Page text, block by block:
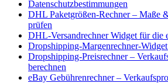
Datenschutzbestimmungen
DHL Paketgrößen-Rechner – Maße
prüfen
DHL-Versandrechner Widget für die
Dropshipping-Margenrechner-
Dropshipping-Preisrechner –
berechnen
eBay Gebührenrechner –